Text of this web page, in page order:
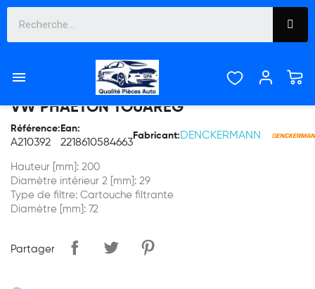

FILTRE À HUILE AUDI A4 A5 A6 A8 Q7,
VW PHAETON TOUAREG
Référence:
A210392
Ean:
2218610584663
Fabricant: DENCKERMANN
Hauteur [mm]: 200
Diamètre intérieur 2 [mm]: 29
Type de filtre: Cartouche filtrante
Diamètre [mm]: 72
Partager